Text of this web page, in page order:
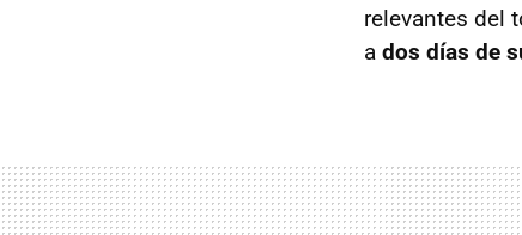
relevantes del
a dos días de